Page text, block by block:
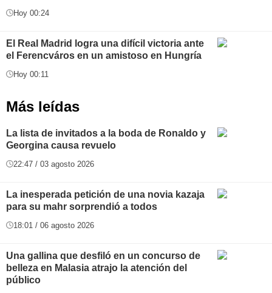
Hoy 00:24
El Real Madrid logra una difícil victoria ante
el Ferencváros en un amistoso en Hungría
Hoy 00:11
Más leídas
La lista de invitados a la boda de Ronaldo y
Georgina causa revuelo
22:47 / 03 agosto 2026
La inesperada petición de una novia kazaja
para su mahr sorprendió a todos
18:01 / 06 agosto 2026
Una gallina que desfiló en un concurso de
belleza en Malasia atrajo la atención del
público